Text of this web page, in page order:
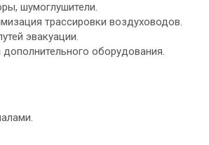
шумоглушители.
трассировки воздуховодов.
эвакуации.
оборудования.